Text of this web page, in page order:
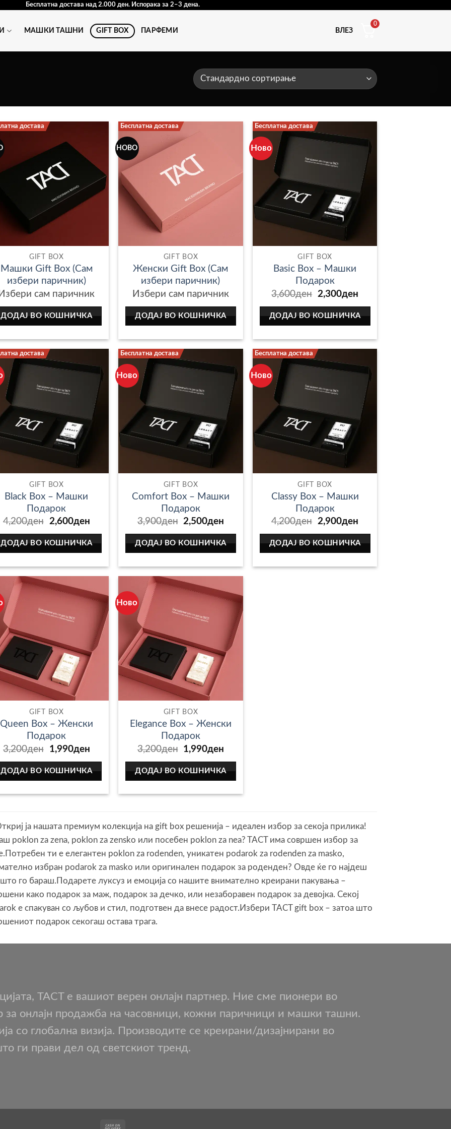
Бесплатна достава над 2.000 ден. Испорака за 2–3 дена.
МАШКИ ТАШНИ GIFT BOX ПАРФЕМИ ВЛЕЗ
0
достава
GIFT BOX
Машки Gift Box (Сам
избери паричник)
Избери сам паричник
ДОДАЈ ВО КОШНИЧКА
НОВО
Бесплатна достава
GIFT BOX
Женски Gift Box (Сам
избери паричник)
Избери сам паричник
ДОДАЈ ВО КОШНИЧКА
Ново
Бесплатна достава
GIFT BOX
Basic Box – Машки
Подарок
3,600ден
Original
was:
3,600ден.
2,300денCurrent
is:
2,300ден.
ДОДАЈ ВО КОШНИЧКА
достава
GIFT BOX
Black Box – Машки
Подарок
4,200ден
Original
was:
4,200ден.
2,600денCurrent
is:
2,600ден.
ДОДАЈ ВО КОШНИЧКА
Ново
Бесплатна достава
GIFT BOX
Comfort Box – Машки
Подарок
3,900ден Original
was:
3,900ден.
2,500ден
is:
2,500ден.
ДОДАЈ ВО КОШНИЧКА
Ново
Бесплатна достава
GIFT BOX
Classy Box – Машки
Подарок
4,200ден
Original
was:
4,200ден.
2,900денCurrent
is:
2,900ден.
ДОДАЈ ВО КОШНИЧКА
GIFT BOX
Queen Box – Женски
Подарок
3,200ден
Original
was:
3,200ден.
1,990денCurrent
is:
1,990ден.
ДОДАЈ ВО КОШНИЧКА
Ново
GIFT BOX
Elegance Box – Женски
Подарок
3,200ден Original
was:
3,200ден.
1,990ден
is:
1,990ден.
ДОДАЈ ВО КОШНИЧКА
ја нашата премиум колекција на gift box решенија – идеален избор за секоја прилика!
poklon za zena, poklon za zensko или посебен poklon za nea? TACT има совршен избор за
ти е елегантен poklon za rodenden, уникатен podarok za rodenden za masko,
избран podarok za masko или оригинален подарок за роденден? Овде ќе го најдеш
го бараш.Подарете луксуз и емоција со нашите внимателно креирани пакувања –
како подарок за маж, подарок за дечко, или незаборавен подарок за девојка. Секој
е спакуван со љубов и стил, подготвен да внесе радост.Избери TACT gift box – затоа што
подарок секогаш остава трага.
TACT е вашиот верен онлајн партнер. Ние сме пионери во
за онлајн продажба на часовници, кожни паричници и машки ташни.
со глобална визија. Производите се креирани/дизајнирани во
ги прави дел од светскиот тренд.